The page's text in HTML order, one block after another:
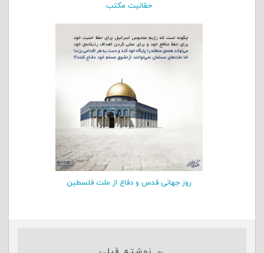
حقانیت مکتب
روز جهانی قدس و دفاع از ملت فلسطین